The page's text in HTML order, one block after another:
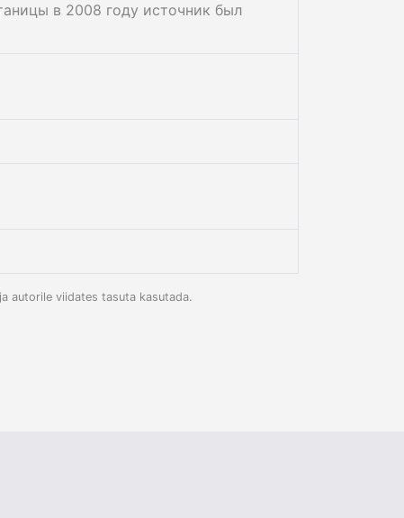
в 2008 году источник был
autorile viidates tasuta kasutada.